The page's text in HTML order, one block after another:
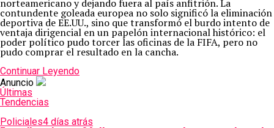
norteamericano y dejando fuera al país anfitrión. La
contundente goleada europea no solo significó la eliminación
deportiva de EE.UU., sino que transformó el burdo intento de
ventaja dirigencial en un papelón internacional histórico: el
poder político pudo torcer las oficinas de la FIFA, pero no
pudo comprar el resultado en la cancha.
Continuar Leyendo
Anuncio
Últimas
Tendencias
Policiales4 días atrás